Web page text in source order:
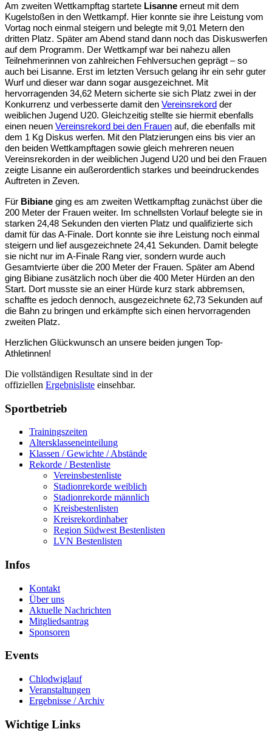
Am zweiten Wettkampftag startete Lisanne erneut mit dem
Kugelstoßen in den Wettkampf. Hier konnte sie ihre Leistung vom
Vortag noch einmal steigern und belegte mit 9,01 Metern den
dritten Platz. Später am Abend stand dann noch das Diskuswerfen
auf dem Programm. Der Wettkampf war bei nahezu allen
Teilnehmerinnen von zahlreichen Fehlversuchen geprägt – so
auch bei Lisanne. Erst im letzten Versuch gelang ihr ein sehr guter
Wurf und dieser war dann sogar ausgezeichnet. Mit
hervorragenden 34,62 Metern sicherte sie sich Platz zwei in der
Konkurrenz und verbesserte damit den Vereinsrekord der
weiblichen Jugend U20. Gleichzeitig stellte sie hiermit ebenfalls
einen neuen Vereinsrekord bei den Frauen auf, die ebenfalls mit
dem 1 Kg Diskus werfen. Mit den Platzierungen eins bis vier an
den beiden Wettkampftagen sowie gleich mehreren neuen
Vereinsrekorden in der weiblichen Jugend U20 und bei den Frauen
zeigte Lisanne ein außerordentlich starkes und beeindruckendes
Auftreten in Zeven.
Für Bibiane ging es am zweiten Wettkampftag zunächst über die
200 Meter der Frauen weiter. Im schnellsten Vorlauf belegte sie in
starken 24,48 Sekunden den vierten Platz und qualifizierte sich
damit für das A-Finale. Dort konnte sie ihre Leistung noch einmal
steigern und lief ausgezeichnete 24,41 Sekunden. Damit belegte
sie nicht nur im A-Finale Rang vier, sondern wurde auch
Gesamtvierte über die 200 Meter der Frauen. Später am Abend
ging Bibiane zusätzlich noch über die 400 Meter Hürden an den
Start. Dort musste sie an einer Hürde kurz stark abbremsen,
schaffte es jedoch dennoch, ausgezeichnete 62,73 Sekunden auf
die Bahn zu bringen und erkämpfte sich einen hervorragenden
zweiten Platz.
Herzlichen Glückwunsch an unsere beiden jungen Top-
Athletinnen!
Die vollständigen Resultate sind in der
offiziellen Ergebnisliste einsehbar.
Sportbetrieb
Trainingszeiten
Altersklasseneinteilung
Klassen / Gewichte / Abstände
Rekorde / Bestenliste
Vereinsbestenliste
Stadionrekorde weiblich
Stadionrekorde männlich
Kreisbestenlisten
Kreisrekordinhaber
Region Südwest Bestenlisten
LVN Bestenlisten
Infos
Kontakt
Über uns
Aktuelle Nachrichten
Mitgliedsantrag
Sponsoren
Events
Chlodwiglauf
Veranstaltungen
Ergebnisse / Archiv
Wichtige Links